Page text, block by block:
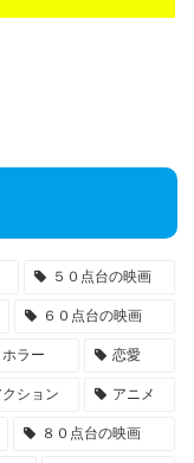
５０点台の映画
６０点台の映画
ホラー 恋愛
クション アニメ
８０点台の映画